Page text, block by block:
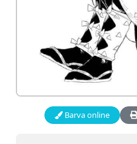
Barva online